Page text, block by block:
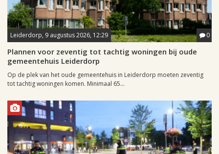
Leiderdorp, 9 augustus 2026, 12:29 0
Plannen voor zeventig tot tachtig woningen bij oude
gemeentehuis Leiderdorp
Op de plek van het oude gemeentehuis in Leiderdorp moeten zeventig
tot tachtig woningen komen. Minimaal 65...